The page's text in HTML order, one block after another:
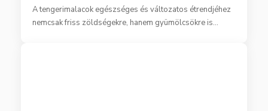
A tengerimalacok egészséges és változatos étrendjéhez
nemcsak friss zöldségekre, hanem gyümölcsökre is…